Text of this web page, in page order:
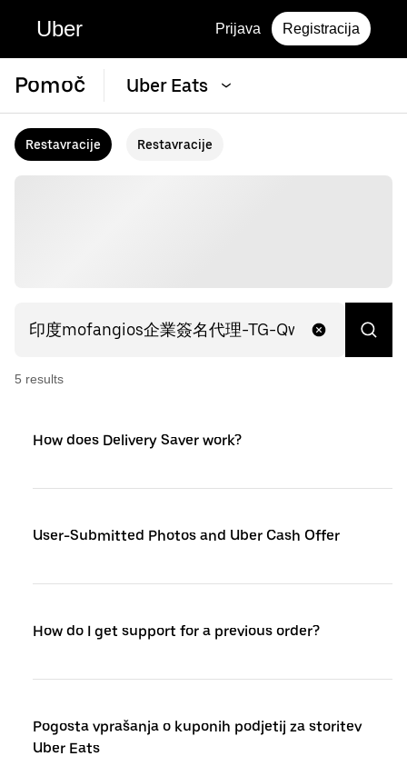
Uber Prijava Registracija
Pomoč Uber Eats
Restavracije Restavracije
5 results
How does Delivery Saver work?
User-Submitted Photos and Uber Cash Offer
How do I get support for a previous order?
Pogosta vprašanja o kuponih podjetij za storitev
Uber Eats